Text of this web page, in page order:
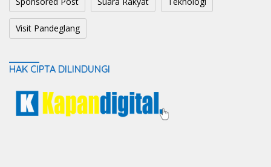
Visit Pandeglang
HAK CIPTA DILINDUNGI